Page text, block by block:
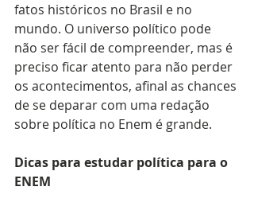
fatos históricos no Brasil e no
mundo. O universo político pode
não ser fácil de compreender, mas é
preciso ficar atento para não perder
os acontecimentos, afinal as chances
de se deparar com uma redação
sobre política no Enem é grande.
Dicas para estudar política para o
ENEM